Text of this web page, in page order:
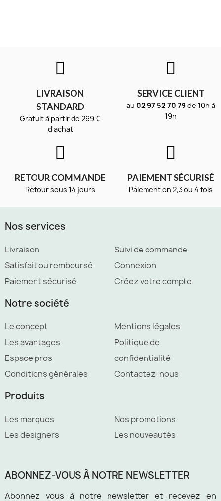
LIVRAISON
STANDARD
Gratuit à partir de 299 €
d'achat
SERVICE CLIENT
au 02 97 52 70 79 de 10h à
19h
RETOUR COMMANDE
Retour sous 14 jours
PAIEMENT SÉCURISÉ
Paiement en 2,3 ou 4 fois
Nos services
Livraison
Satisfait ou remboursé
Paiement sécurisé
Suivi de commande
Connexion
Créez votre compte
Notre société
Le concept
Les avantages
Espace pros
Conditions générales
Mentions légales
Politique de
confidentialité
Contactez-nous
Produits
Les marques
Les designers
Nos promotions
Les nouveautés
ABONNEZ-VOUS À NOTRE NEWSLETTER
Abonnez vous à notre newsletter et recevez en